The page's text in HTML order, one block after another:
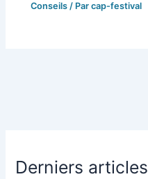
Conseils / Parcap-festival
Derniers articles